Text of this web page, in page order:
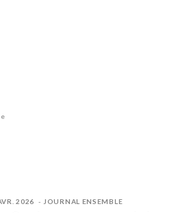
2026 JOURNAL ENSEMBLE